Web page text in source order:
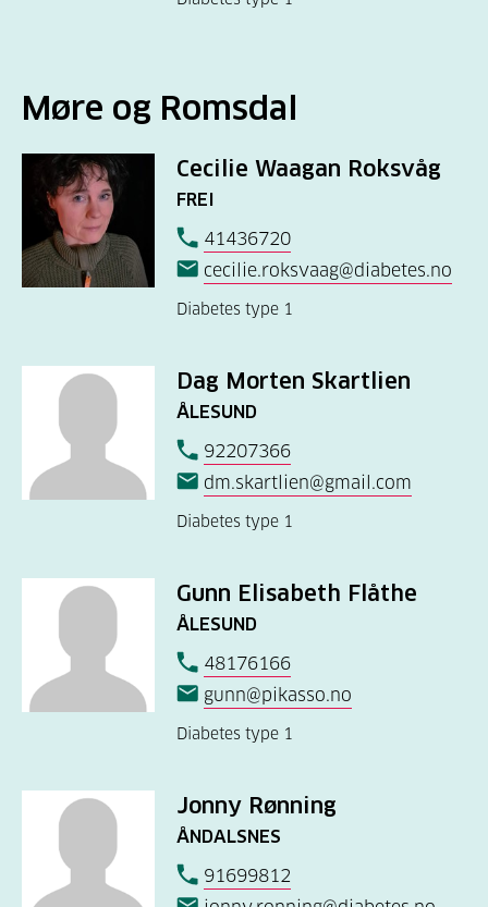
Møre og Romsdal
Cecilie Waagan Roksvåg
FREI
41436720
cecilie.roksvaag@diabetes.no
Diabetes type 1
Dag Morten Skartlien
ÅLESUND
92207366
dm.skartlien@gmail.com
Diabetes type 1
Gunn Elisabeth Flåthe
ÅLESUND
48176166
gunn@pikasso.no
Diabetes type 1
Jonny Rønning
ÅNDALSNES
91699812